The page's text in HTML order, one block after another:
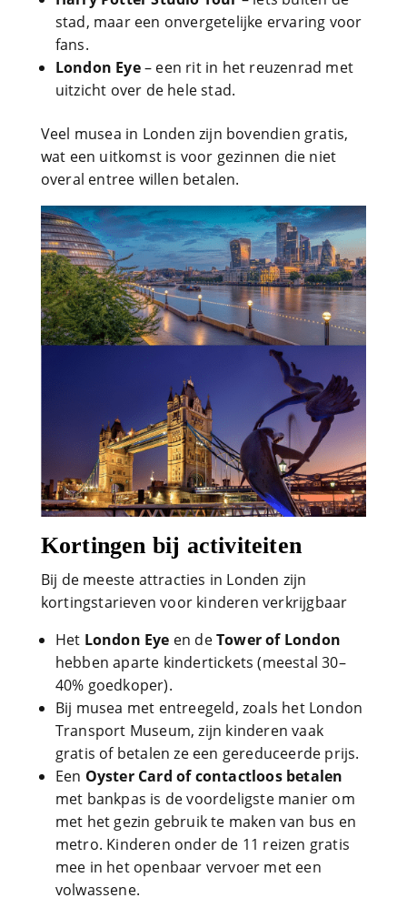
stad, maar een onvergetelijke ervaring voor
fans.
London Eye– een rit in het reuzenrad met
uitzicht over de hele stad.
Veel musea in Londen zijn bovendien gratis,
wat een uitkomst is voor gezinnen die niet
overal entree willen betalen.
Kortingen bij activiteiten
Bij de meeste attracties in Londen zijn
kortingstarieven voor kinderen verkrijgbaar
Het London Eye en deTower of London
hebben aparte kindertickets (meestal 30–
40% goedkoper).
Bij musea met entreegeld, zoals het London
Transport Museum, zijn kinderen vaak
gratis of betalen ze een gereduceerde prijs.
Een Oyster Card of contactloos betalen
met bankpas is de voordeligste manier om
met het gezin gebruik te maken van bus en
metro. Kinderen onder de 11 reizen gratis
mee in het openbaar vervoer met een
volwassene.